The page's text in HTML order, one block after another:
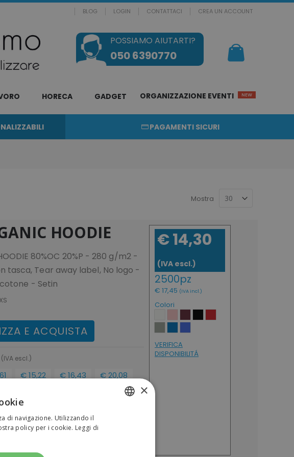
BLOG LOGIN CONTATTACI CREA UN ACCOUNT
POSSIAMO AIUTARTI?
050 6390770
HORECA GADGET ORGANIZZAZIONE EVENTI NEW
PAGAMENTI SICURI
Mostra
HOODIE
80%OC 20%P - 280 g/m2 -
tasca, Tear away label, No logo -
- Setin
E ACQUISTA
(IVA escl.)
€ 15,22
(IVA incl.)
€ 16,43 € 20,08
€ 14,30
(IVA escl.)
2500pz
€ 17,45 (IVA incl.)
Colori
VERIFICA
DISPONIBILITÁ
×
di navigazione. Utilizzando il
policy per i cookie. Leggi di